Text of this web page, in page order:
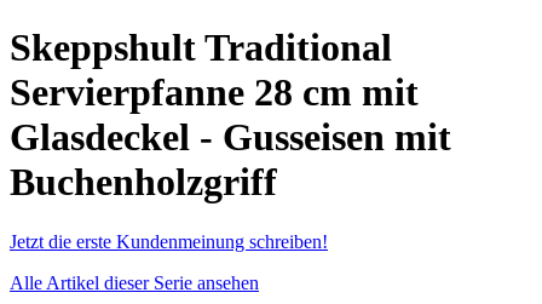
Skeppshult Traditional
Servierpfanne 28 cm mit
Glasdeckel - Gusseisen mit
Buchenholzgriff
Jetzt die erste Kundenmeinung schreiben!
Alle Artikel dieser Serie ansehen